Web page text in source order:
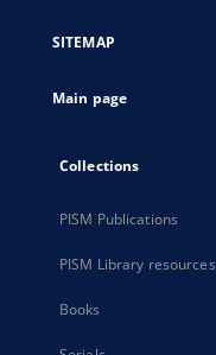
new
SITEMAP
Main page
Collections
PISM Publications
PISM Library resources
Books